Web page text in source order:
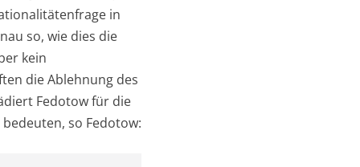
in
so, wie dies die
kein
die Ablehnung des
Fedotow für die
so Fedotow: